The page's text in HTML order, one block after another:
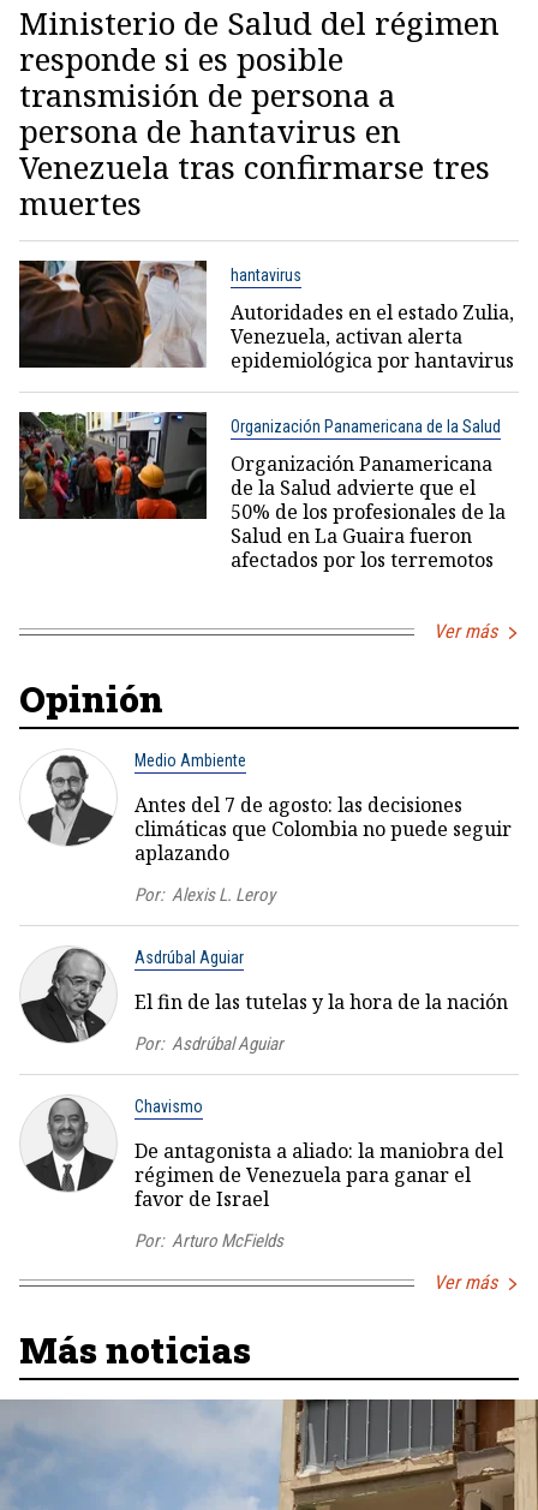
Ministerio de Salud del régimen
responde si es posible
transmisión de persona a
persona de hantavirus en
Venezuela tras confirmarse tres
muertes
hantavirus
Autoridades en el estado Zulia,
Venezuela, activan alerta
epidemiológica por hantavirus
Organización Panamericana de la Salud
Organización Panamericana
de la Salud advierte que el
50% de los profesionales de la
Salud en La Guaira fueron
afectados por los terremotos
Ver más
Opinión
Medio Ambiente
Antes del 7 de agosto: las decisiones
climáticas que Colombia no puede seguir
aplazando
Por: Alexis L. Leroy
Asdrúbal Aguiar
El fin de las tutelas y la hora de la nación
Por: Asdrúbal Aguiar
Chavismo
De antagonista a aliado: la maniobra del
régimen de Venezuela para ganar el
favor de Israel
Por: Arturo McFields
Ver más
Más noticias